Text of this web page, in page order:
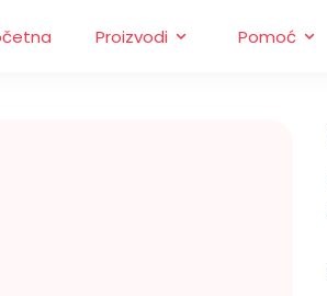
Proizvodi Pomoć